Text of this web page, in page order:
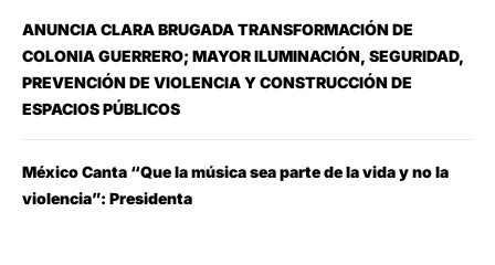
ANUNCIA CLARA BRUGADA TRANSFORMACIÓN DE
COLONIA GUERRERO; MAYOR ILUMINACIÓN, SEGURIDAD,
PREVENCIÓN DE VIOLENCIA Y CONSTRUCCIÓN DE
ESPACIOS PÚBLICOS
México Canta “Que la música sea parte de la vida y no la
violencia”: Presidenta